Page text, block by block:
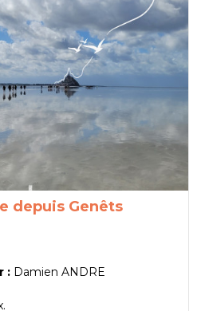
depuis Genêts
: Damien ANDRE